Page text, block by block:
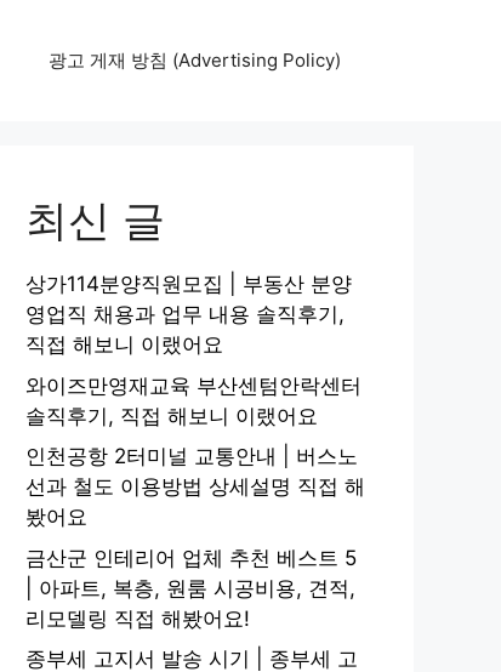
광고 게재 방침 (Advertising Policy)
최신 글
상가114분양직원모집 | 부동산 분양
영업직 채용과 업무 내용 솔직후기,
직접 해보니 이랬어요
와이즈만영재교육 부산센텀안락센터
솔직후기, 직접 해보니 이랬어요
인천공항 2터미널 교통안내 | 버스노
선과 철도 이용방법 상세설명 직접 해
봤어요
금산군 인테리어 업체 추천 베스트 5
| 아파트, 복층, 원룸 시공비용, 견적,
리모델링 직접 해봤어요!
종부세 고지서 발송 시기 | 종부세 고